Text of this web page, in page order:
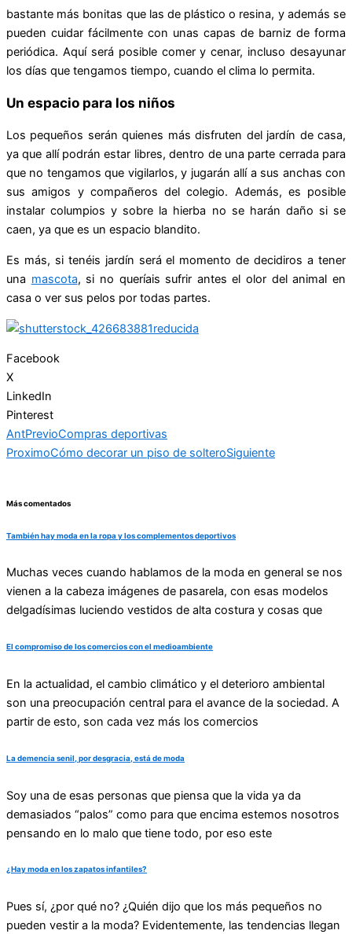
bastante más bonitas que las de plástico o resina, y además se
pueden cuidar fácilmente con unas capas de barniz de forma
periódica. Aquí será posible comer y cenar, incluso desayunar
los días que tengamos tiempo, cuando el clima lo permita.
Un espacio para los niños
Los pequeños serán quienes más disfruten del jardín de casa,
ya que allí podrán estar libres, dentro de una parte cerrada para
que no tengamos que vigilarlos, y jugarán allí a sus anchas con
sus amigos y compañeros del colegio. Además, es posible
instalar columpios y sobre la hierba no se harán daño si se
caen, ya que es un espacio blandito.
Es más, si tenéis jardín será el momento de decidiros a tener
una mascota, si no queríais sufrir antes el olor del animal en
casa o ver sus pelos por todas partes.
Facebook
X
LinkedIn
Pinterest
AntPrevioCompras deportivas
ProximoCómo decorar un piso de solteroSiguiente
Más comentados
También hay moda en la ropa y los complementos deportivos
Muchas veces cuando hablamos de la moda en general se nos
vienen a la cabeza imágenes de pasarela, con esas modelos
delgadísimas luciendo vestidos de alta costura y cosas que
El compromiso de los comercios con el medioambiente
En la actualidad, el cambio climático y el deterioro ambiental
son una preocupación central para el avance de la sociedad. A
partir de esto, son cada vez más los comercios
La demencia senil, por desgracia, está de moda
Soy una de esas personas que piensa que la vida ya da
demasiados “palos” como para que encima estemos nosotros
pensando en lo malo que tiene todo, por eso este
¿Hay moda en los zapatos infantiles?
Pues sí, ¿por qué no? ¿Quién dijo que los más pequeños no
pueden vestir a la moda? Evidentemente, las tendencias llegan